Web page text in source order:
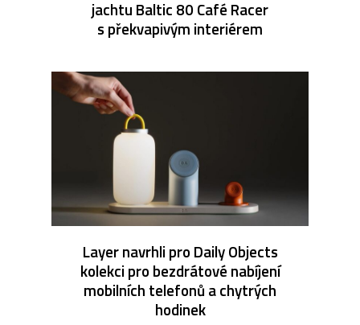
jachtu Baltic 80 Café Racer
s překvapivým interiérem
Layer navrhli pro Daily Objects
kolekci pro bezdrátové nabíjení
mobilních telefonů a chytrých
hodinek